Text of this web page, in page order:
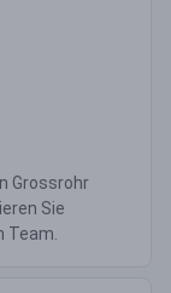
Grossrohr
Sie
Team.